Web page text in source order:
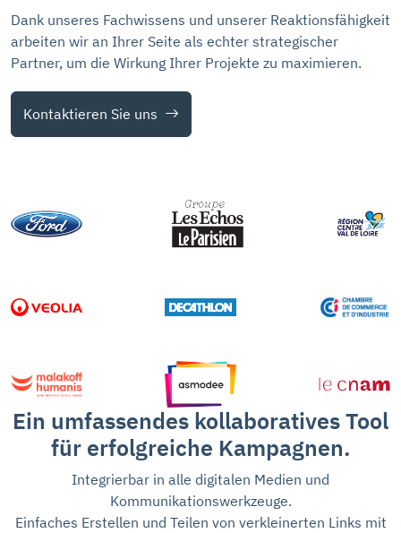
Dank unseres Fachwissens und unserer Reaktionsfähigkeit
arbeiten wir an Ihrer Seite als echter strategischer
Partner, um die Wirkung Ihrer Projekte zu maximieren.
Kontaktieren Sie uns
Ein umfassendes kollaboratives Tool
für erfolgreiche Kampagnen.
Integrierbar in alle digitalen Medien und
Kommunikationswerkzeuge.
Einfaches Erstellen und Teilen von verkleinerten Links mit